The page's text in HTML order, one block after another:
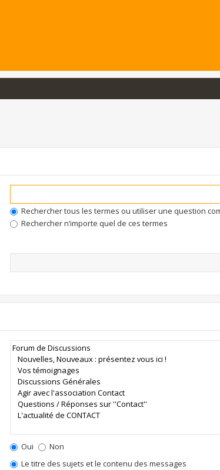
Rechercher tous les termes ou utiliser une question
Rechercher n’importe quel de ces termes
Oui
Non
Le titre des sujets et le contenu des messages